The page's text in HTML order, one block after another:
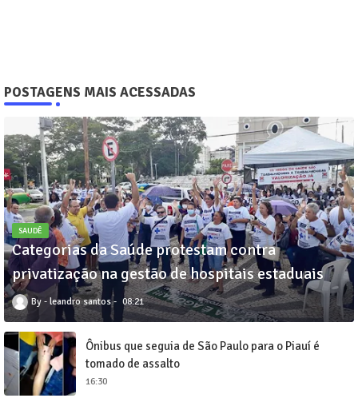
POSTAGENS MAIS ACESSADAS
SAUDÊ
Categorias da Saúde protestam contra
privatização na gestão de hospitais estaduais
leandro santos 08:21
Ônibus que seguia de São Paulo para o Piauí é
tomado de assalto
16:30